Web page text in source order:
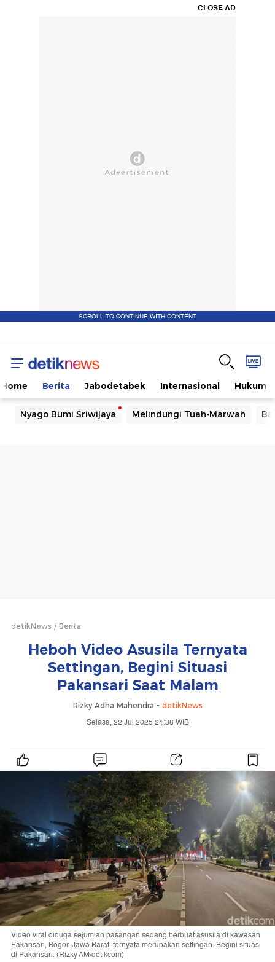
CLOSE AD
SCROLL TO CONTINUE WITH CONTENT
Home Berita Jabodetabek Internasional Hukum
Nyago Bumi Sriwijaya Melindungi Tuah-Marwah
detikNews Berita
Heboh Video Asusila Ternyata
Settingan, Begini Situasi
Pakansari Saat Malam
Rizky Adha Mahendra - detikNews
Selasa, 22 Jul 2025 21:38 WIB
Video viral diduga sejumlah pasangan sedang berbuat asusila di kawasan
Pakansari, Bogor, Jawa Barat, ternyata merupakan settingan. Begini situasi
di Pakansari. (Rizky AM/detikcom)